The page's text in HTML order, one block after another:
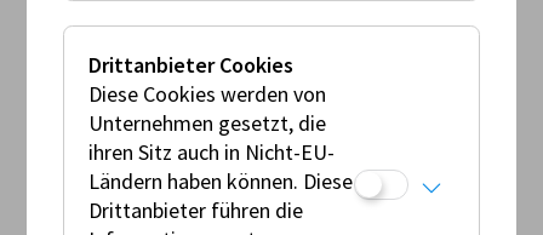
Wagenpässe
Drittanbieter Cookies
Diese Cookies werden von
Unternehmen gesetzt, die
ihren Sitz auch in Nicht-EU-
Ländern haben können. Diese
Drittanbieter führen die